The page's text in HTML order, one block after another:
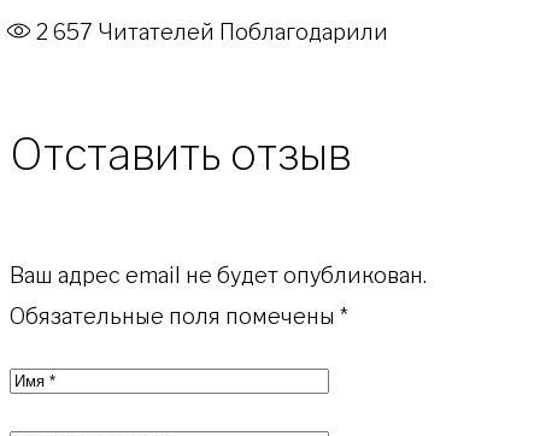
2 657 Читателей Поблагодарили
Отставить отзыв
Ваш адрес email не будет опубликован.
Обязательные поля помечены *